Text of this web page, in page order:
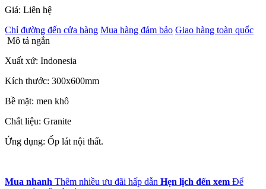
Giá: Liên hệ
Chỉ đường đến cửa hàng Mua hàng đảm bảo Giao hàng toàn quốc
Mô tả ngắn
Xuất xứ: Indonesia
Kích thước: 300x600mm
Bề mặt: men khô
Chất liệu: Granite
Ứng dụng: Ốp lát nội thất.
Mua nhanh Thêm nhiều ưu đãi hấp dẫn Hẹn lịch đến xem Để